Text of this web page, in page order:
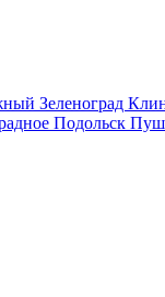
Зеленоград
Подольск